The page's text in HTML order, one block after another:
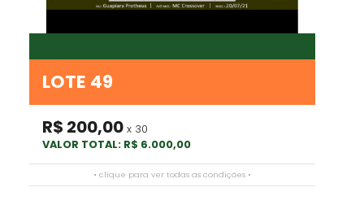
LOTE 49
R$ 200,00 x 30
VALOR TOTAL: R$ 6.000,00
• clique para ver todas as condições •